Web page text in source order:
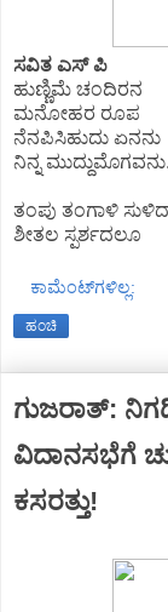
ಸವಿತ ಎಸ್ ಪಿ
ಹುಣ್ಣಿಮೆ ಚಂದಿರನ
ಮನೋಹರ ರೂಪ
ನೆನಪಿಸಿಹುದು ಏನನು
ನಿನ್ನ
ತಂಪು ತಂಗಾಳಿ
ಶೀತಲ ಸ್ಪರ್ಶ‌ದಲೂ
ಕಾಮೆಂಟ್‌ಗಳಿಲ್ಲ:
ಹಂಚಿ
ಗುಜರಾತ್:
ವಿದಾನಸಭೆಗೆ
ಕಸರತ್ತು!